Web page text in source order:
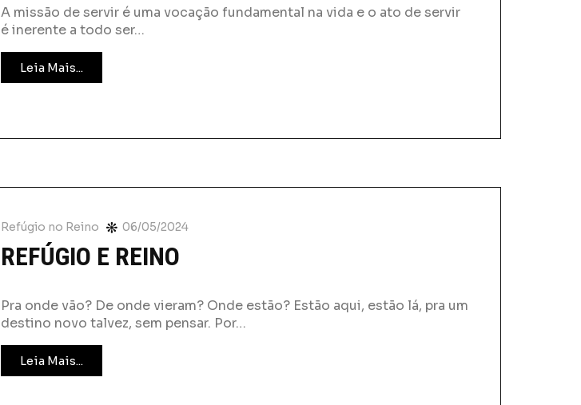
A missão de servir é uma vocação fundamental na vida e o ato de servir
é inerente a todo ser…
Leia Mais...
Refúgio no Reino 06/05/2024
REFÚGIO E REINO
Pra onde vão? De onde vieram? Onde estão? Estão aqui, estão lá, pra um
destino novo talvez, sem pensar. Por…
Leia Mais...